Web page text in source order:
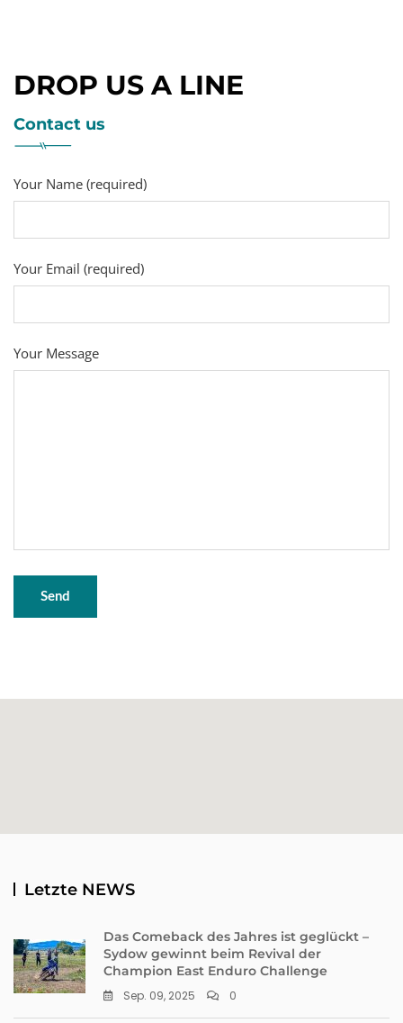
DROP US A LINE
Contact us
Your Name (required)
Your Email (required)
Your Message
Letzte NEWS
Das Comeback des Jahres ist geglückt –
Sydow gewinnt beim Revival der
Champion East Enduro Challenge
Sep. 09, 2025 0